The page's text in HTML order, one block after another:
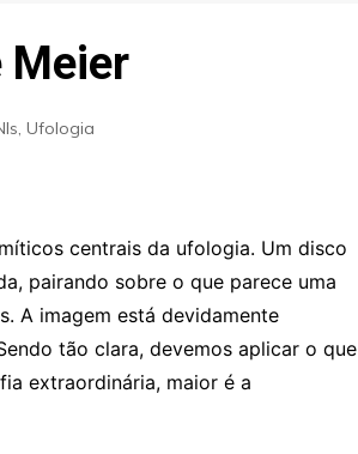
Meier
, Ufologia
centrais da ufologia. Um disco
pairando sobre o que parece uma
A imagem está devidamente
tão clara, devemos aplicar o que
extraordinária, maior é a